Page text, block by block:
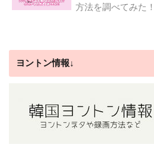
方法を調べてみた！
ヨントン情報↓